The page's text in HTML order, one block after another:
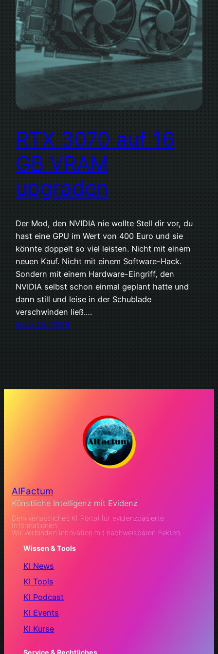
RTX 3070 auf 16
GB VRAM
upgraden
Der Mod, den NVIDIA nie wollte Stell dir vor, du
hast eine GPU im Wert von 400 Euro und sie
könnte doppelt so viel leisten. Nicht mit einem
neuen Kauf. Nicht mit einem Software-Hack.
Sondern mit einem Hardware-Eingriff, den
NVIDIA selbst schon einmal geplant hatte und
dann still und leise in der Schublade
verschwinden ließ.…
März 15, 2026
AIFactum
Künstliche Intelligenz mit Evidenz
Dein verlässliches KI Portal für evidenzbasierte
Informationen.
Wir verbinden Innovation mit nachweisbaren Fakten.
Wissen & Tools
KI News
KI Tools
KI Podcast
KI Events
KI Kurse